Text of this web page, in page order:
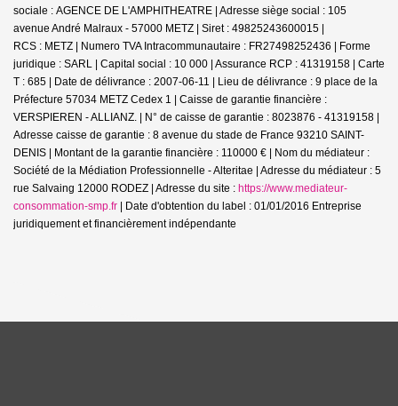
sociale : AGENCE DE L'AMPHITHEATRE | Adresse siège social : 105
avenue André Malraux - 57000 METZ | Siret : 49825243600015 |
RCS : METZ | Numero TVA Intracommunautaire : FR27498252436 | Forme
juridique : SARL | Capital social : 10 000 | Assurance RCP : 41319158 | Carte
T : 685 | Date de délivrance : 2007-06-11 | Lieu de délivrance : 9 place de la
Préfecture 57034 METZ Cedex 1 | Caisse de garantie financière :
VERSPIEREN - ALLIANZ. | N° de caisse de garantie : 8023876 - 41319158 |
Adresse caisse de garantie : 8 avenue du stade de France 93210 SAINT-
DENIS | Montant de la garantie financière : 110000 € | Nom du médiateur :
Société de la Médiation Professionnelle - Alteritae | Adresse du médiateur : 5
rue Salvaing 12000 RODEZ | Adresse du site : https://www.mediateur-
consommation-smp.fr | Date d'obtention du label : 01/01/2016 Entreprise
juridiquement et financièrement indépendante